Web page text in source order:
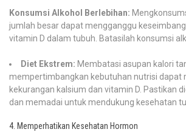
Konsumsi Alkohol Berlebihan:
jumlah besar dapat mengganggu
vitamin D dalam tubuh. Batasilah konsumsi
Diet Ekstrem: Membatasi asupan kalori
mempertimbangkan kebutuhan nutrisi dapat
kekurangan kalsium dan vitamin D. Pastikan
dan memadai untuk mendukung kesehatan
4. Memperhatikan Kesehatan Hormon